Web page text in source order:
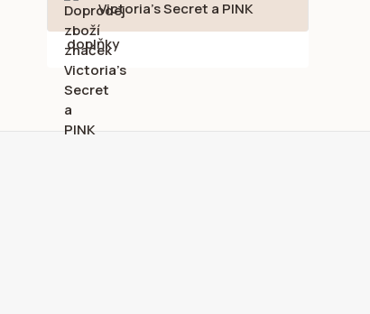
Victoria's Secret a PINK